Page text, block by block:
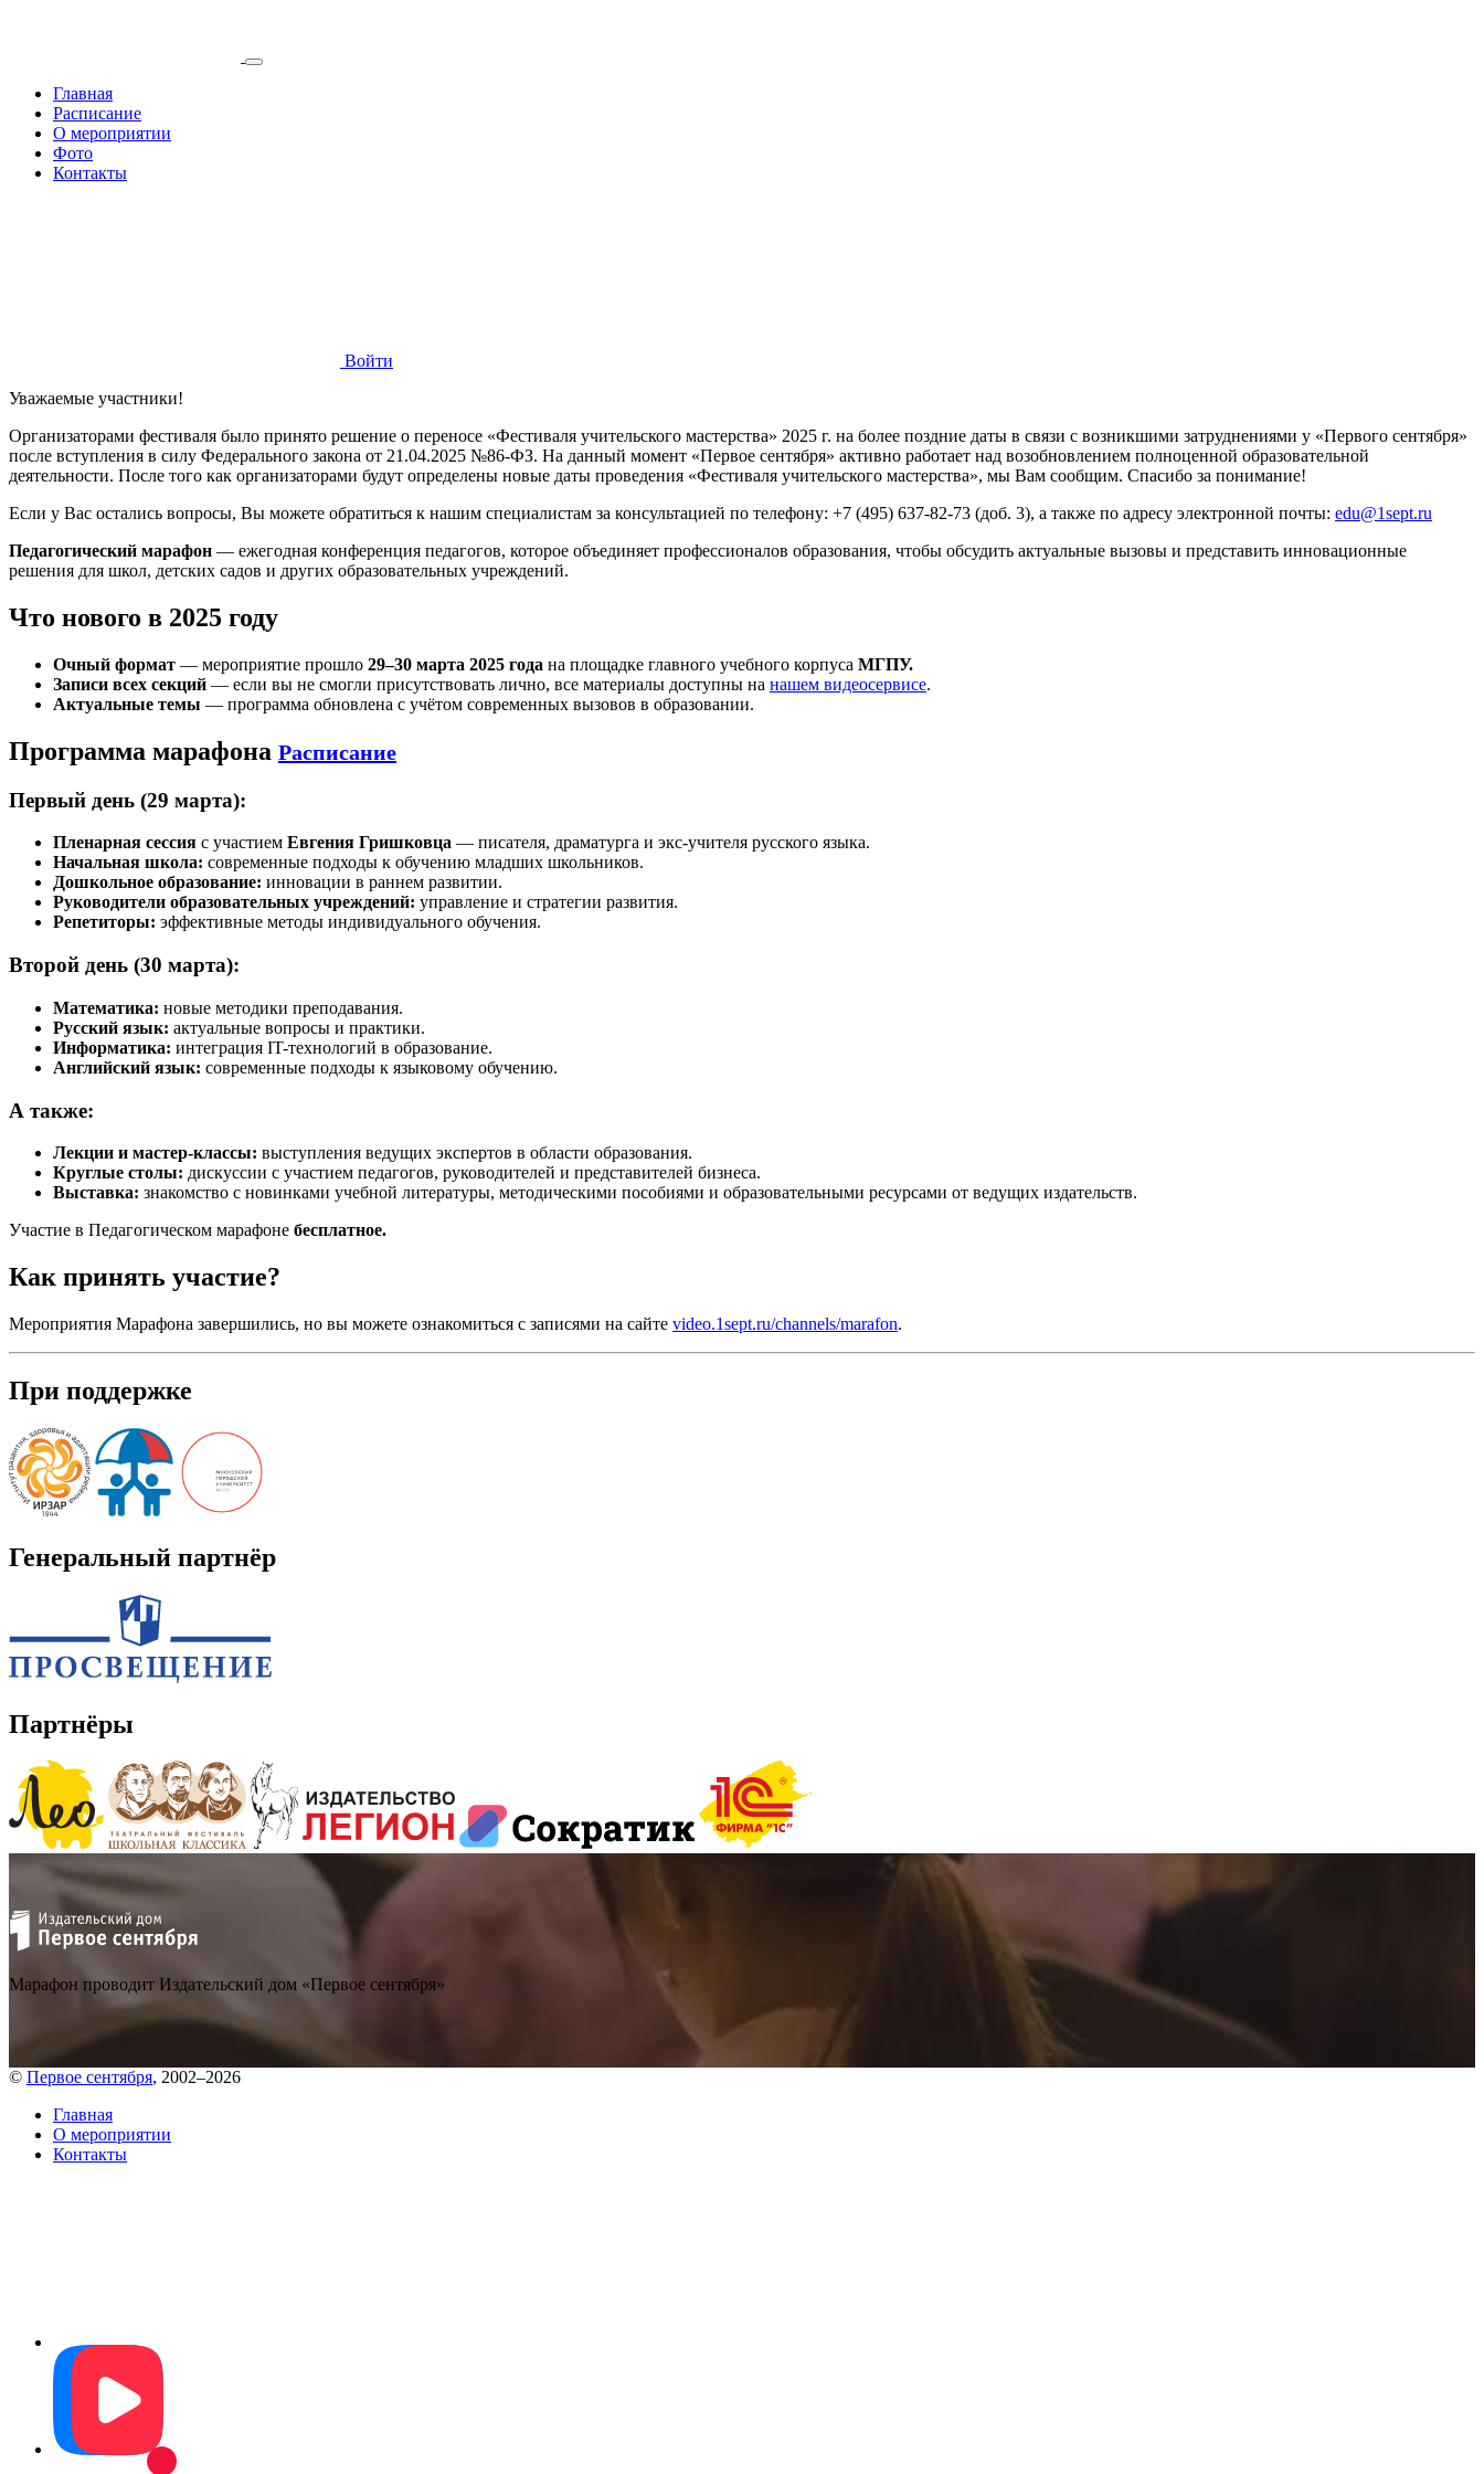
Главная
Расписание
О мероприятии
Фото
Контакты
Войти
Уважаемые участники!
Организаторами фестиваля было принято решение о переносе «Фестиваля учительского мастерства» 2025 г. на более поздние даты в связи с возникшими затруднениями у «Первого сентября»
после вступления в силу Федерального закона от 21.04.2025 №86-ФЗ. На данный момент «Первое сентября» активно работает над возобновлением полноценной образовательной
деятельности. После того как организаторами будут определены новые даты проведения «Фестиваля учительского мастерства», мы Вам сообщим. Спасибо за понимание!
Если у Вас остались вопросы, Вы можете обратиться к нашим специалистам за консультацией по телефону: +7 (495) 637-82-73 (доб. 3), а также по адресу электронной почты: edu@1sept.ru
Педагогический марафон — ежегодная конференция педагогов, которое объединяет профессионалов образования, чтобы обсудить актуальные вызовы и представить инновационные
решения для школ, детских садов и других образовательных учреждений.
Что нового в 2025 году
Очный формат — мероприятие прошло 29–30 марта 2025 года на площадке главного учебного корпуса МГПУ.
Записи всех секций — если вы не смогли присутствовать лично, все материалы доступны на нашем видеосервисе.
Актуальные темы — программа обновлена с учётом современных вызовов в образовании.
Программа марафона Расписание
Первый день (29 марта):
Пленарная сессия с участием Евгения Гришковца — писателя, драматурга и экс-учителя русского языка.
Начальная школа: современные подходы к обучению младших школьников.
Дошкольное образование: инновации в раннем развитии.
Руководители образовательных учреждений: управление и стратегии развития.
Репетиторы: эффективные методы индивидуального обучения.
Второй день (30 марта):
Математика: новые методики преподавания.
Русский язык: актуальные вопросы и практики.
Информатика: интеграция IT-технологий в образование.
Английский язык: современные подходы к языковому обучению.
А также:
Лекции и мастер-классы: выступления ведущих экспертов в области образования.
Круглые столы: дискуссии с участием педагогов, руководителей и представителей бизнеса.
Выставка: знакомство с новинками учебной литературы, методическими пособиями и образовательными ресурсами от ведущих издательств.
Участие в Педагогическом марафоне бесплатное.
Как принять участие?
Мероприятия Марафона завершились, но вы можете ознакомиться с записями на сайте video.1sept.ru/channels/marafon.
При поддержке
Генеральный партнёр
Партнёры
Марафон проводит Издательский дом «Первое сентября»
© Первое сентября, 2002–2026
Главная
О мероприятии
Контакты